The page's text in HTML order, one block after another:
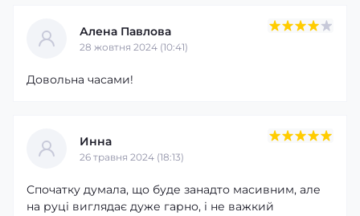
Алена Павлова
28 жовтня 2024 (10:41)
Довольна часами!
Инна
26 травня 2024 (18:13)
Спочатку думала, що буде занадто масивним, але
на руці виглядає дуже гарно, і не важкий